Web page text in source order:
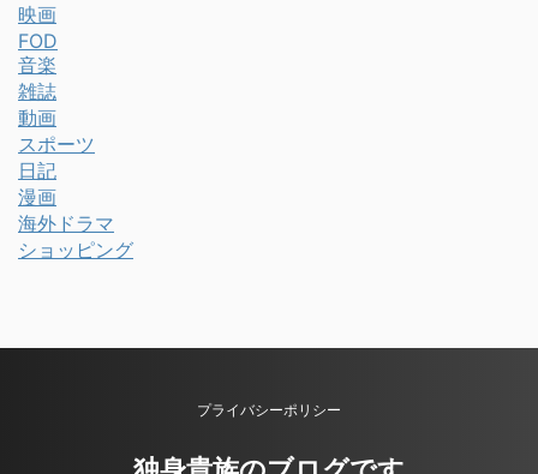
映画
FOD
音楽
雑誌
動画
スポーツ
日記
漫画
海外ドラマ
ショッピング
プライバシーポリシー